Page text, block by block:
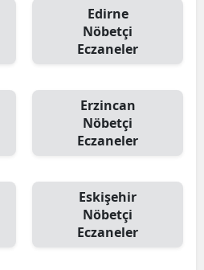
Edirne
Nöbetçi
Eczaneler
Erzincan
Nöbetçi
Eczaneler
Eskişehir
Nöbetçi
Eczaneler